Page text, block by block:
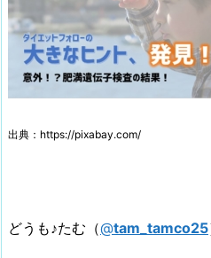
出典：https://pixabay.com/
どうも♪たむ（@tam_tamco25